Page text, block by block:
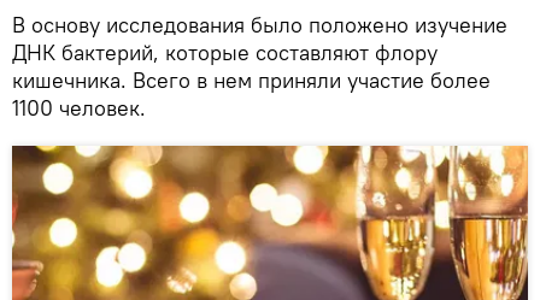
В основу исследования было положено изучение
ДНК бактерий, которые составляют флору
кишечника. Всего в нем приняли участие более
1100 человек.